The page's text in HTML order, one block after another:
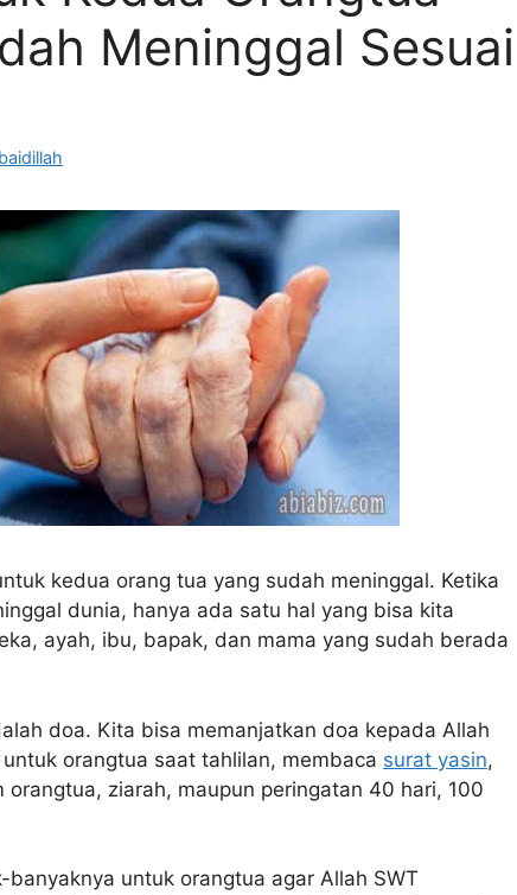
Meninggal Sesuai
kedua orang tua yang sudah meninggal. Ketika
dunia, hanya ada satu hal yang bisa kita
ayah, ibu, bapak, dan mama yang sudah berada
doa. Kita bisa memanjatkan doa kepada Allah
orangtua saat tahlilan, membaca surat yasin,
orangtua, ziarah, maupun peringatan 40 hari, 100
banyaknya untuk orangtua agar Allah SWT